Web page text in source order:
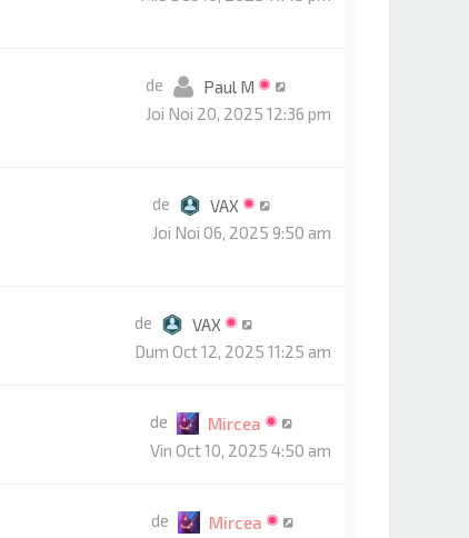
de
Paul M
Joi Noi 20, 2025 12:36 pm
de
VAX
Joi Noi 06, 2025 9:50 am
de
VAX
Dum Oct 12, 2025 11:25 am
de
Mircea
Vin Oct 10, 2025 4:50 am
de
Mircea